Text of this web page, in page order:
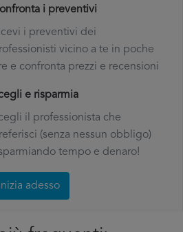
i preventivi
i preventivi dei
vicino a te in poche
e confronta prezzi e recensioni
e risparmia
il professionista che
(senza nessun obbligo)
tempo e denaro!
Inizia adesso